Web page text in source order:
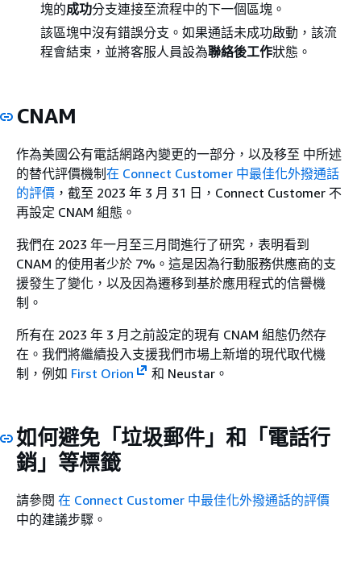
塊的成功分支連接至流程中的下一個區塊。
該區塊中沒有錯誤分支。如果通話未成功啟動，該流
程會結束，並將客服人員設為聯絡後工作狀態。
CNAM
作為美國公有電話網路內變更的一部分，以及移至 中所述
的替代評價機制在 Connect Customer 中最佳化外撥通話
的評價 ，截至 2023 年 3 月 31 日，Connect Customer 不
再設定 CNAM 組態。
我們在 2023 年一月至三月間進行了研究，表明看到
CNAM 的使用者少於 7%。這是因為行動服務供應商的支
援發生了變化，以及因為遷移到基於應用程式的信譽機
制。
所有在 2023 年 3 月之前設定的現有 CNAM 組態仍然存
在。我們將繼續投入支援我們市場上新增的現代取代機
制，例如 First Orion 和 Neustar。
如何避免「垃圾郵件」和「電話行
銷」等標籤
請參閱 在 Connect Customer 中最佳化外撥通話的評價
中的建議步驟。